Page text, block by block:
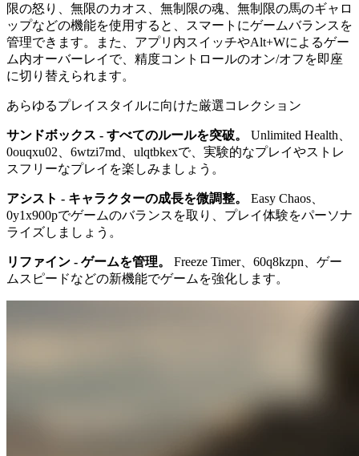
限の怒り、無限のカオス、無制限の魂、無制限の馬のギャロ
ップなどの機能を使用すると、スマートにゲームバランスを
管理できます。また、アプリ内スイッチやAlt+Wによるゲー
ム内オーバーレイで、精度コントロールのオン/オフを即座
に切り替えられます。
あらゆるプレイスタイルに向けた厳選コレクション
サンドボックス - すべてのルールを突破。
Unlimited Health、
0ouqxu02、6wtzi7md、ulqtbkexで、実験的なプレイやストレ
スフリーなプレイを楽しみましょう。
アシスト - キャラクターの成長を微調整。
Easy Chaos、
0y1x900pでゲームのバランスを取り、プレイ体験をパーソナ
ライズしましょう。
リファイン - ゲームを管理。
Freeze Timer、60q8kzpn、ゲー
ムスピードなどの新機能でゲームを強化します。